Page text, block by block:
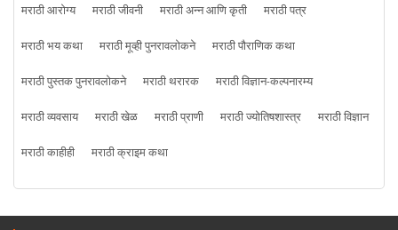
मराठी आरोग्य
मराठी जीवनी मराठी अन्न आणि कृती
मराठी पत्र
मराठी भय कथा
मराठी मूव्ही पुनरावलोकने
मराठी पौराणिक कथा
मराठी पुस्तक पुनरावलोकने
मराठी थरारक
मराठी विज्ञान-कल्पनारम्य
मराठी व्यवसाय
मराठी खेळ मराठी प्राणी मराठी ज्योतिषशास्त्र
मराठी विज्ञान
मराठी काहीही
मराठी क्राइम कथा